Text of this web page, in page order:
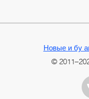
Новые и бу
©